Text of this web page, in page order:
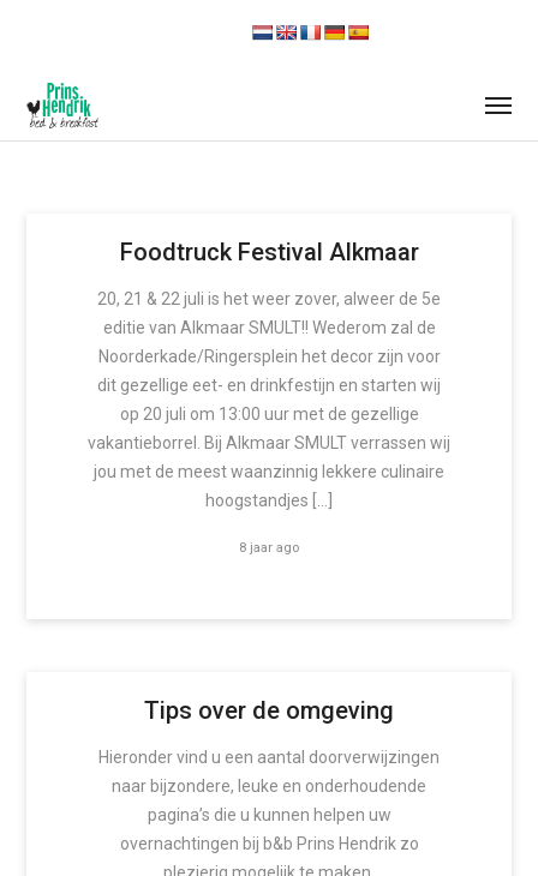
Foodtruck Festival Alkmaar
20, 21 & 22 juli is het weer zover, alweer de 5e
editie van Alkmaar SMULT!! Wederom zal de
Noorderkade/Ringersplein het decor zijn voor
dit gezellige eet- en drinkfestijn en starten wij
op 20 juli om 13:00 uur met de gezellige
vakantieborrel. Bij Alkmaar SMULT verrassen wij
jou met de meest waanzinnig lekkere culinaire
hoogstandjes […]
8 jaar ago
Tips over de omgeving
Hieronder vind u een aantal doorverwijzingen
naar bijzondere, leuke en onderhoudende
pagina’s die u kunnen helpen uw
overnachtingen bij b&b Prins Hendrik zo